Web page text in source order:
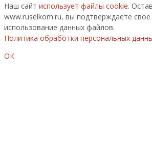
Наш сайт использует файлы cookie.
www.ruselkom.ru, вы подтверждаете свое
использование данных файлов.
Политика обработки персональных
ОК